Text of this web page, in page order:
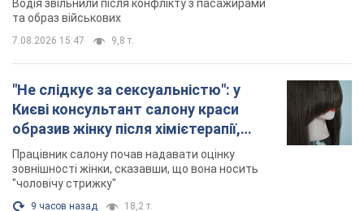
зовнішності жінки, сказавши, що вона носить
"чоловічу стрижку"
9 часов назад 18,2 т.